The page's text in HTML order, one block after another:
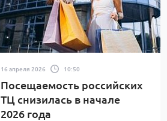
16 апреля 2026 10:50
Посещаемость российских
ТЦ снизилась в начале
2026 года